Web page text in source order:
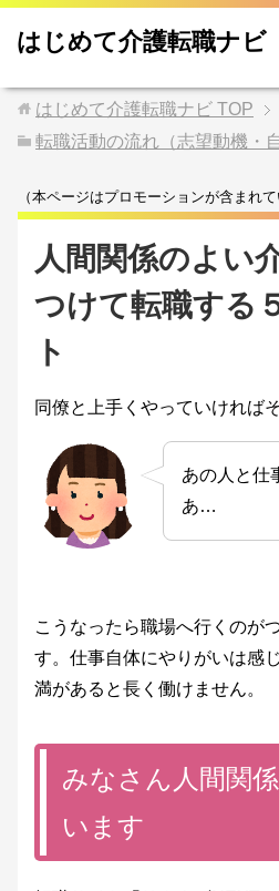
はじめて介護転職ナビ
はじめて介護転職ナビ TOP
転職活動の流れ（志望動機・
（本ページはプロモーションが含まれて
人間関係のよい
つけて転職する
ト
同僚と上手くやっていければ
あの人と仕
あ…
こうなったら職場へ行くのが
す。仕事自体にやりがいは感
満があると長く働けません。
みなさん人間関
います